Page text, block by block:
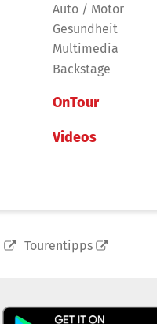
Auto / Motor
Gesundheit
Multimedia
Backstage
OnTour
Videos
Tourentipps